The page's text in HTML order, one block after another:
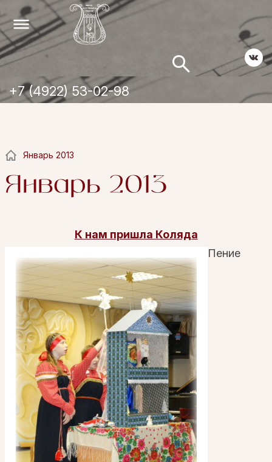
+7 (4922) 53-02-98
Январь 2013
Январь 2013
К нам пришла Коляда
Пение